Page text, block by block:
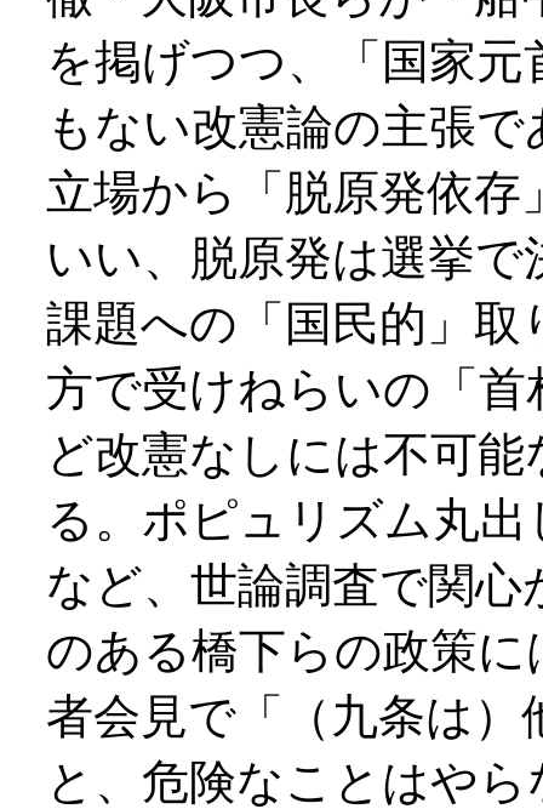
を掲げつつ、「国家
もない改憲論の主張
立場から「脱原発依
いい、脱原発は選挙
課題への「国民的」
方で受けねらいの「
ど改憲なしには不可
る。ポピュリズム丸
など、世論調査で関
のある橋下らの政策
者会見で「（九条は
と、危険なことはや